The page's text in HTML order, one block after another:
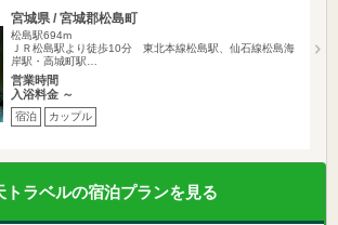
宮城県 / 宮城郡松島町
松島駅694m
ＪＲ松島駅より徒歩10分 東北本線松島駅、仙石線松島海
岸駅・高城町駅…
営業時間
入浴料金 ～
宿泊 カップル
トラベルの宿泊プランを見る